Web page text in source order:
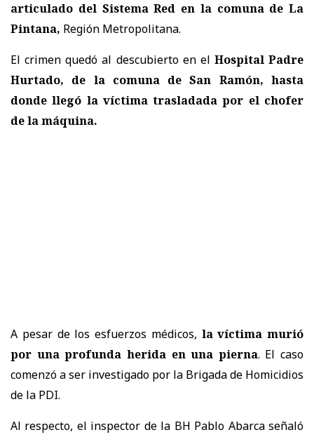
articulado del Sistema Red en la comuna de La
Pintana, Región Metropolitana.
El crimen quedó al descubierto en el Hospital Padre
Hurtado, de la comuna de San Ramón, hasta
donde llegó la víctima trasladada por el chofer
de la máquina.
A pesar de los esfuerzos médicos, la víctima murió
por una profunda herida en una pierna. El caso
comenzó a ser investigado por la Brigada de Homicidios
de la PDI.
Al respecto, el inspector de la BH Pablo Abarca señaló